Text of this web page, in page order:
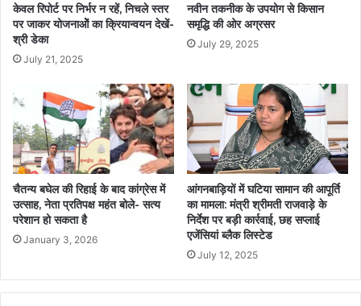
केवल रिपोर्ट पर निर्भर न रहें, निचले स्तर
पर जाकर योजनाओें का क्रियान्वयन देखें-
श्री डेका
July 21, 2025
नवीन तकनीक के उपयोग से किसान
समृद्धि की ओर अग्रसर
July 29, 2025
चैतन्य बघेल की रिहाई के बाद कांग्रेस में
उत्साह, नेता प्रतिपक्ष महंत बोले- सत्य
परेशान हो सकता है
January 3, 2026
आंगनबाड़ियों में घटिया सामान की आपूर्ति
का मामला: मंत्री श्रीमती राजवाड़े के
निर्देश पर बड़ी कार्रवाई, छह सप्लाई
एजेंसियां ब्लैक लिस्टेड
July 12, 2025